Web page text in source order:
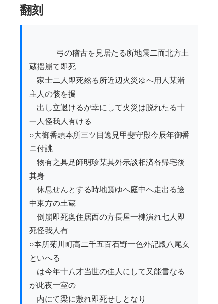
翻刻
蔵揺崩て即死
家士二人即死然る所近辺火災ゆへ用人某漸
主人の骸を掘
出し立退けるが幸にして火災は脱れたる十
一人怪我人有ける
○大御番頭本所三ツ目逸見甲斐守殿今辰年御番
ニ付誂
物有之具足師明珍某其外示談相済各帰宅後
其身
休息せんとする時地震ゆへ庭中へ走出る途
中東方の土蔵
倒崩即死奥住居西の方長屋一棟潰れ七人即
死怪我人有
○本所菊川町高二千五百石野一色外記殿八尾女
といへる
は今年十八才当世の佳人にして又能書なる
が此夜一室の
内にて梁に敷れ即死せしとなり